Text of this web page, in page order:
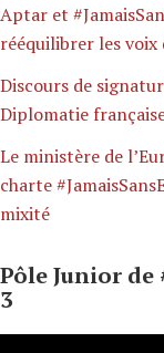
Aptar et
rééquilibrer les voix
Discours de
Diplomatie
Le ministère de
charte
mixité
Pôle Junior de
3